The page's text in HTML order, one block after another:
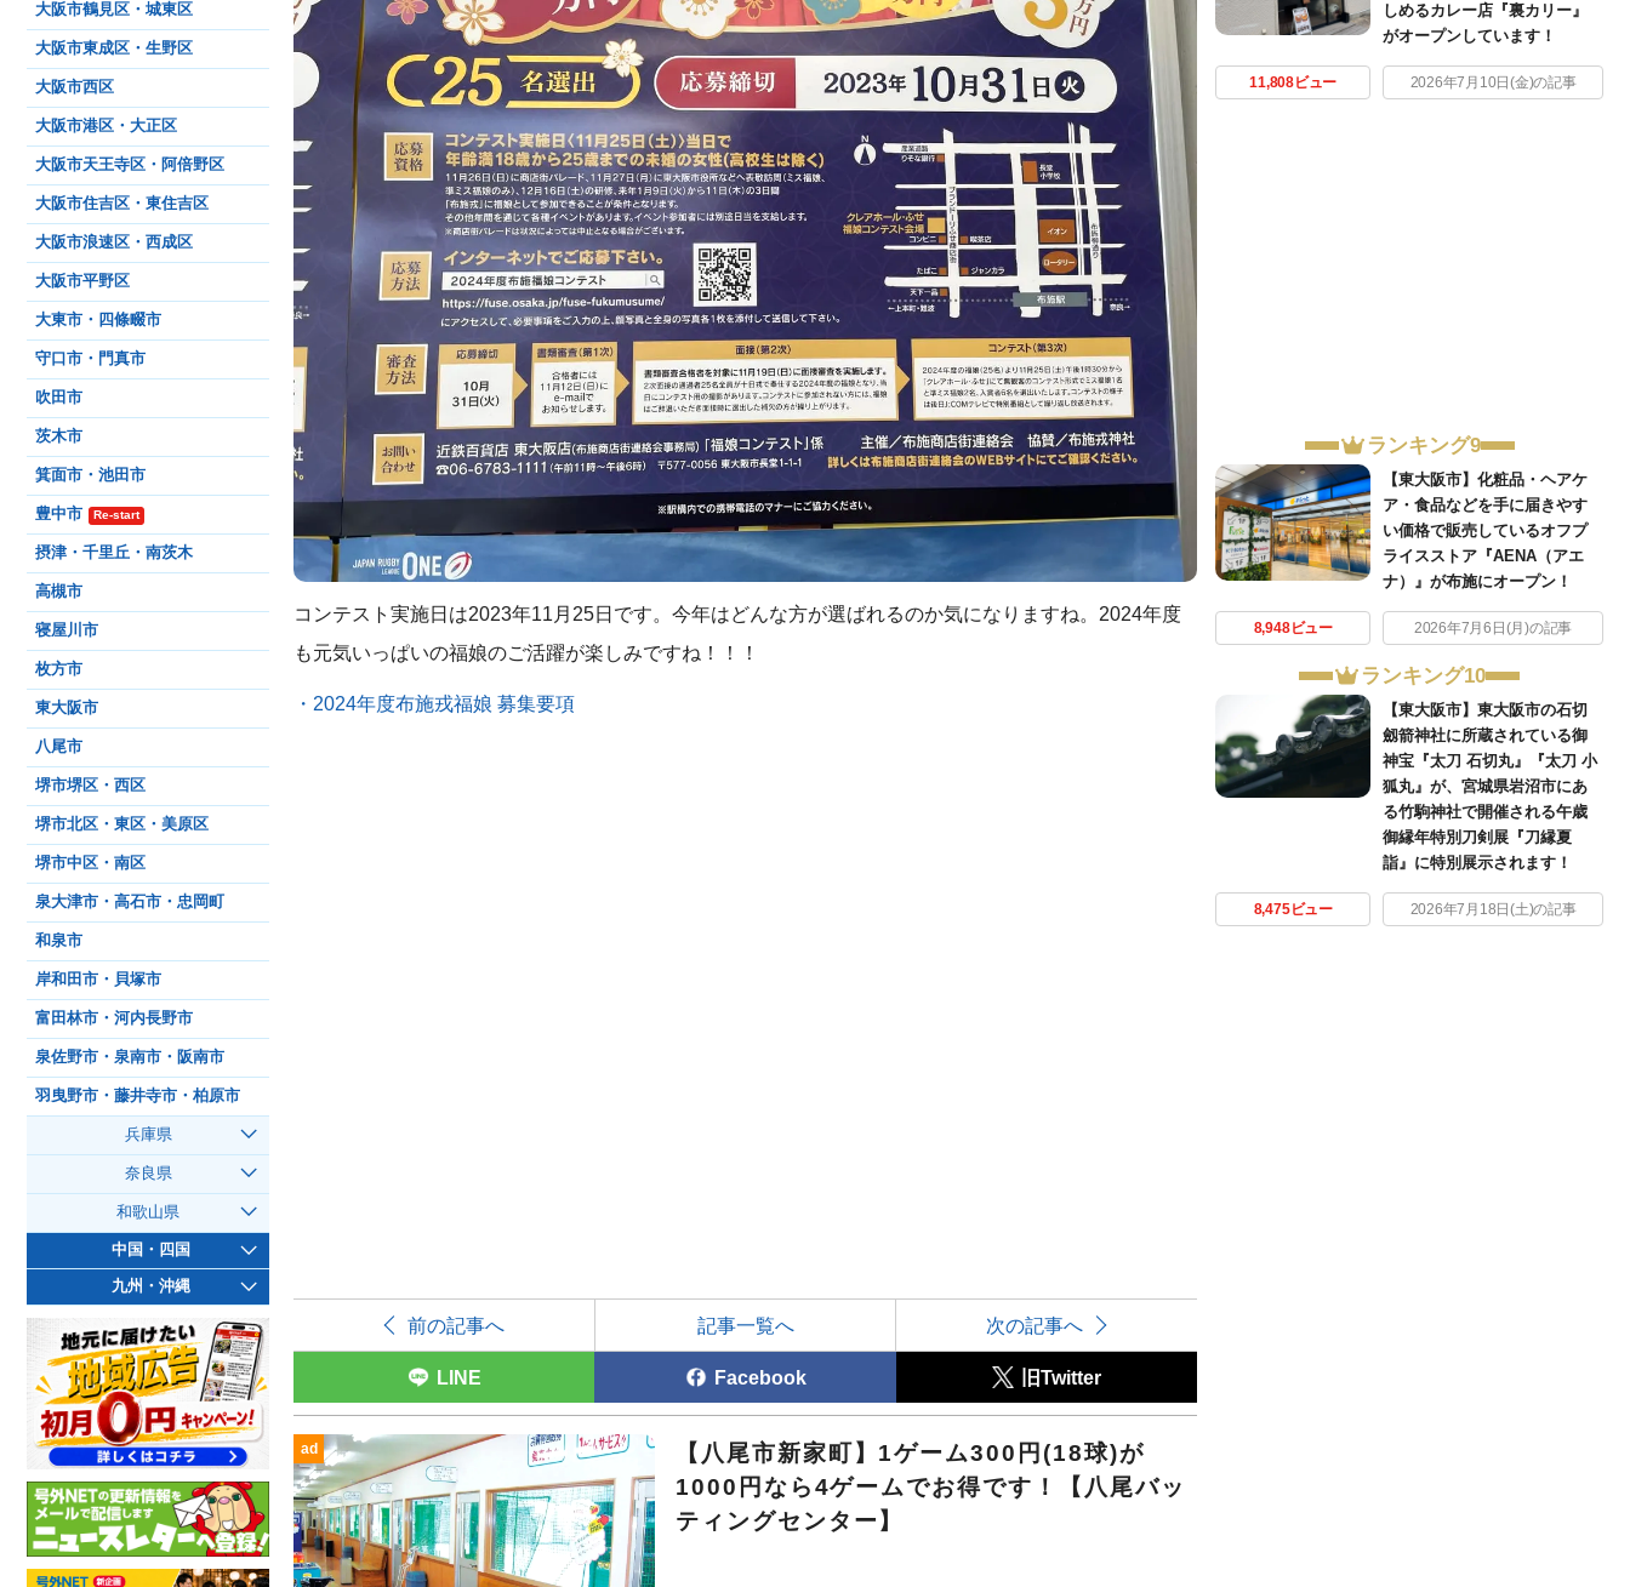
コンテスト実施日は2023年11月25日です。今年はどんな方が選ばれるのか気になりますね。2024年度
も元気いっぱいの福娘のご活躍が楽しみですね！！！
・2024年度布施戎福娘 募集要項
前の記事へ 記事一覧へ 次の記事へ
LINE Facebook 旧Twitter
ad
【八尾市新家町】1ゲーム300円(18球)が
1000円なら4ゲームでお得です！【八尾バッ
ティングセンター】
しめるカレー店『裏カリー』
がオープンしています！
11,808ビュー 2026年7月10日(金)の記事
ランキング9
【東大阪市】化粧品・ヘアケ
ア・食品などを手に届きやす
い価格で販売しているオフプ
ライスストア『AENA（アエ
ナ）』が布施にオープン！
8,948ビュー 2026年7月6日(月)の記事
ランキング10
【東大阪市】東大阪市の石切
劔箭神社に所蔵されている御
神宝『太刀 石切丸』『太刀 小
狐丸』が、宮城県岩沼市にあ
る竹駒神社で開催される午歳
御縁年特別刀剣展『刀縁夏
詣』に特別展示されます！
8,475ビュー 2026年7月18日(土)の記事
大阪市鶴見区・城東区
大阪市東成区・生野区
大阪市西区
大阪市港区・大正区
大阪市天王寺区・阿倍野区
大阪市住吉区・東住吉区
大阪市浪速区・西成区
大阪市平野区
大東市・四條畷市
守口市・門真市
吹田市
茨木市
箕面市・池田市
豊中市 Re-start
摂津・千里丘・南茨木
高槻市
寝屋川市
枚方市
東大阪市
八尾市
堺市堺区・西区
堺市北区・東区・美原区
堺市中区・南区
泉大津市・高石市・忠岡町
和泉市
岸和田市・貝塚市
富田林市・河内長野市
泉佐野市・泉南市・阪南市
羽曳野市・藤井寺市・柏原市
兵庫県
奈良県
和歌山県
中国・四国
九州・沖縄